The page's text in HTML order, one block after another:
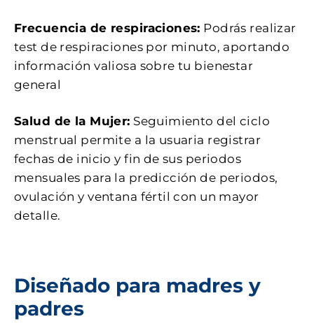
Frecuencia de respiraciones: Podrás realizar
test de respiraciones por minuto, aportando
información valiosa sobre tu bienestar
general
Salud de la Mujer: Seguimiento del ciclo
menstrual permite a la usuaria registrar
fechas de inicio y fin de sus periodos
mensuales para la predicción de periodos,
ovulación y ventana fértil con un mayor
detalle.
Diseñado para madres y
padres